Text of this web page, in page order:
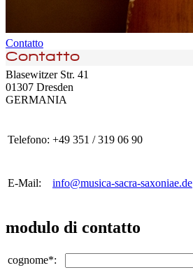
Contatto
Blasewitzer Str. 41
01307 Dresden
GERMANIA
Telefono: +49 351 / 319 06 90
E-Mail: info@musica-sacra-saxoniae.de
modulo di contatto
cognome*: